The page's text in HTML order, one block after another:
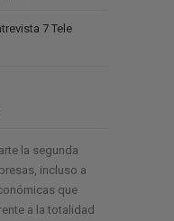
7 Tele
la segunda
incluso a
que
a la totalidad